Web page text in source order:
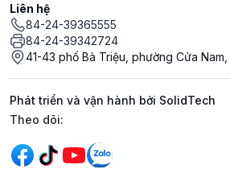
Liên hệ
84-24-39365555
84-24-39342724
41-43 phố Bà Triệu, phường Cửa Nam,
Phát triển và vận hành bởi SolidTech
Mạng xã hội
Theo dõi: